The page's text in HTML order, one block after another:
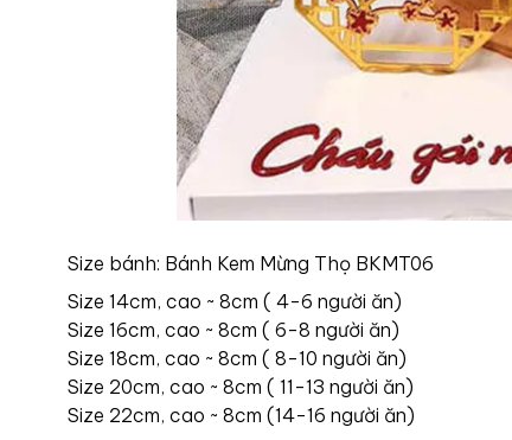
Size bánh: Bánh Kem Mừng Thọ BKMT06
Size 14cm, cao ~ 8cm ( 4-6 người ăn)
Size 16cm, cao ~ 8cm ( 6-8 người ăn)
Size 18cm, cao ~ 8cm ( 8-10 người ăn)
Size 20cm, cao ~ 8cm ( 11-13 người ăn)
Size 22cm, cao ~ 8cm (14-16 người ăn)